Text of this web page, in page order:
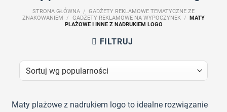
STRONA GŁÓWNA / GADŻETY REKLAMOWE TEMATYCZNE ZE
ZNAKOWANIEM
/ GADŻETY REKLAMOWE NA WYPOCZYNEK /
MATY
PLAŻOWE I INNE Z NADRUKIEM LOGO
FILTRUJ
Maty plażowe z nadrukiem logo to idealne rozwiązanie